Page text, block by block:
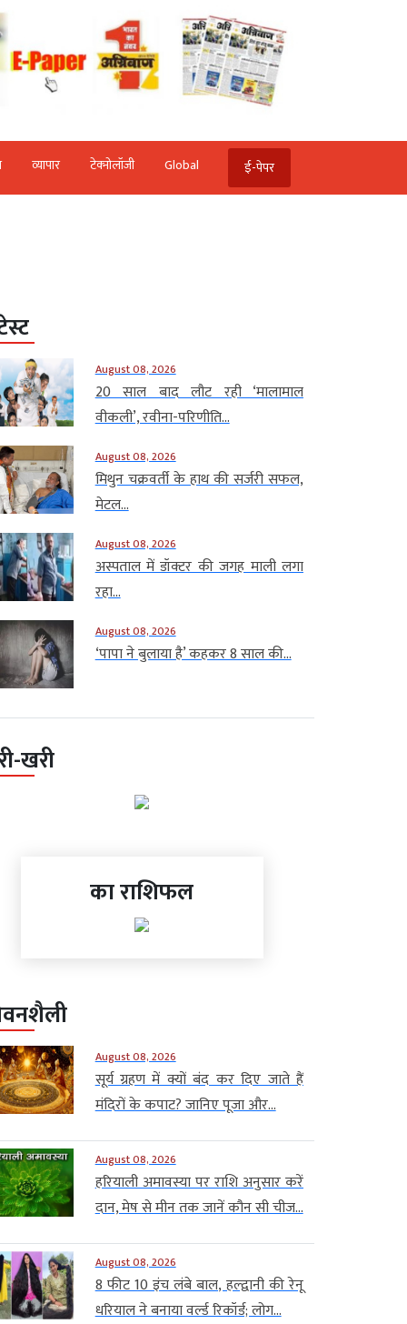
व्‍यापार टेक्‍नोलॉजी Global ई-पेपर
August 08, 2026
20 साल बाद लौट रही ‘मालामाल
वीकली’, रवीना-परिणीति...
August 08, 2026
मिथुन चक्रवर्ती के हाथ की सर्जरी सफल,
मेटल...
August 08, 2026
अस्पताल में डॉक्टर की जगह माली लगा
रहा...
August 08, 2026
‘पापा ने बुलाया है’ कहकर 8 साल की...
खरी
का राशिफल
August 08, 2026
सूर्य ग्रहण में क्यों बंद कर दिए जाते हैं
मंदिरों के कपाट? जानिए पूजा और...
August 08, 2026
हरियाली अमावस्या पर राशि अनुसार करें
दान, मेष से मीन तक जानें कौन सी चीज...
August 08, 2026
8 फीट 10 इंच लंबे बाल, हल्द्वानी की रेनू
धरियाल ने बनाया वर्ल्ड रिकॉर्ड; लोग...